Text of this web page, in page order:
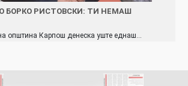
БОРКО РИСТОВСКИ: ТИ НЕМАШ
општина Карпош денеска уште еднаш…